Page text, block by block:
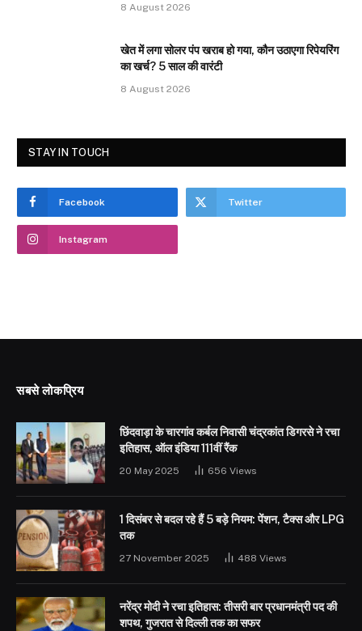
8 August 2026
खेत में लगा सोलर पंप खराब हो गया, कौन उठाएगा रिपेयरिंग
का खर्च? 5 साल की वारंटी
8 August 2026
STAY IN TOUCH
Facebook Twitter
Instagram
सबसे लोकप्रिय
छिंदवाड़ा के चारगांव कर्बल निवासी चंद्रकांत डिगरसे ने रचा
इतिहास, ऑल इंडिया 111वीं रैंक
20 May 2025 656 Views
1 दिसंबर से बदल रहे हैं 5 बड़े नियम: पेंशन, टैक्स और LPG
तक
27 November 2025 488 Views
नरेंद्र मोदी ने रचा इतिहास: तीसरी बार प्रधानमंत्री पद की
शपथ, गुजरात से दिल्ली तक का सफर